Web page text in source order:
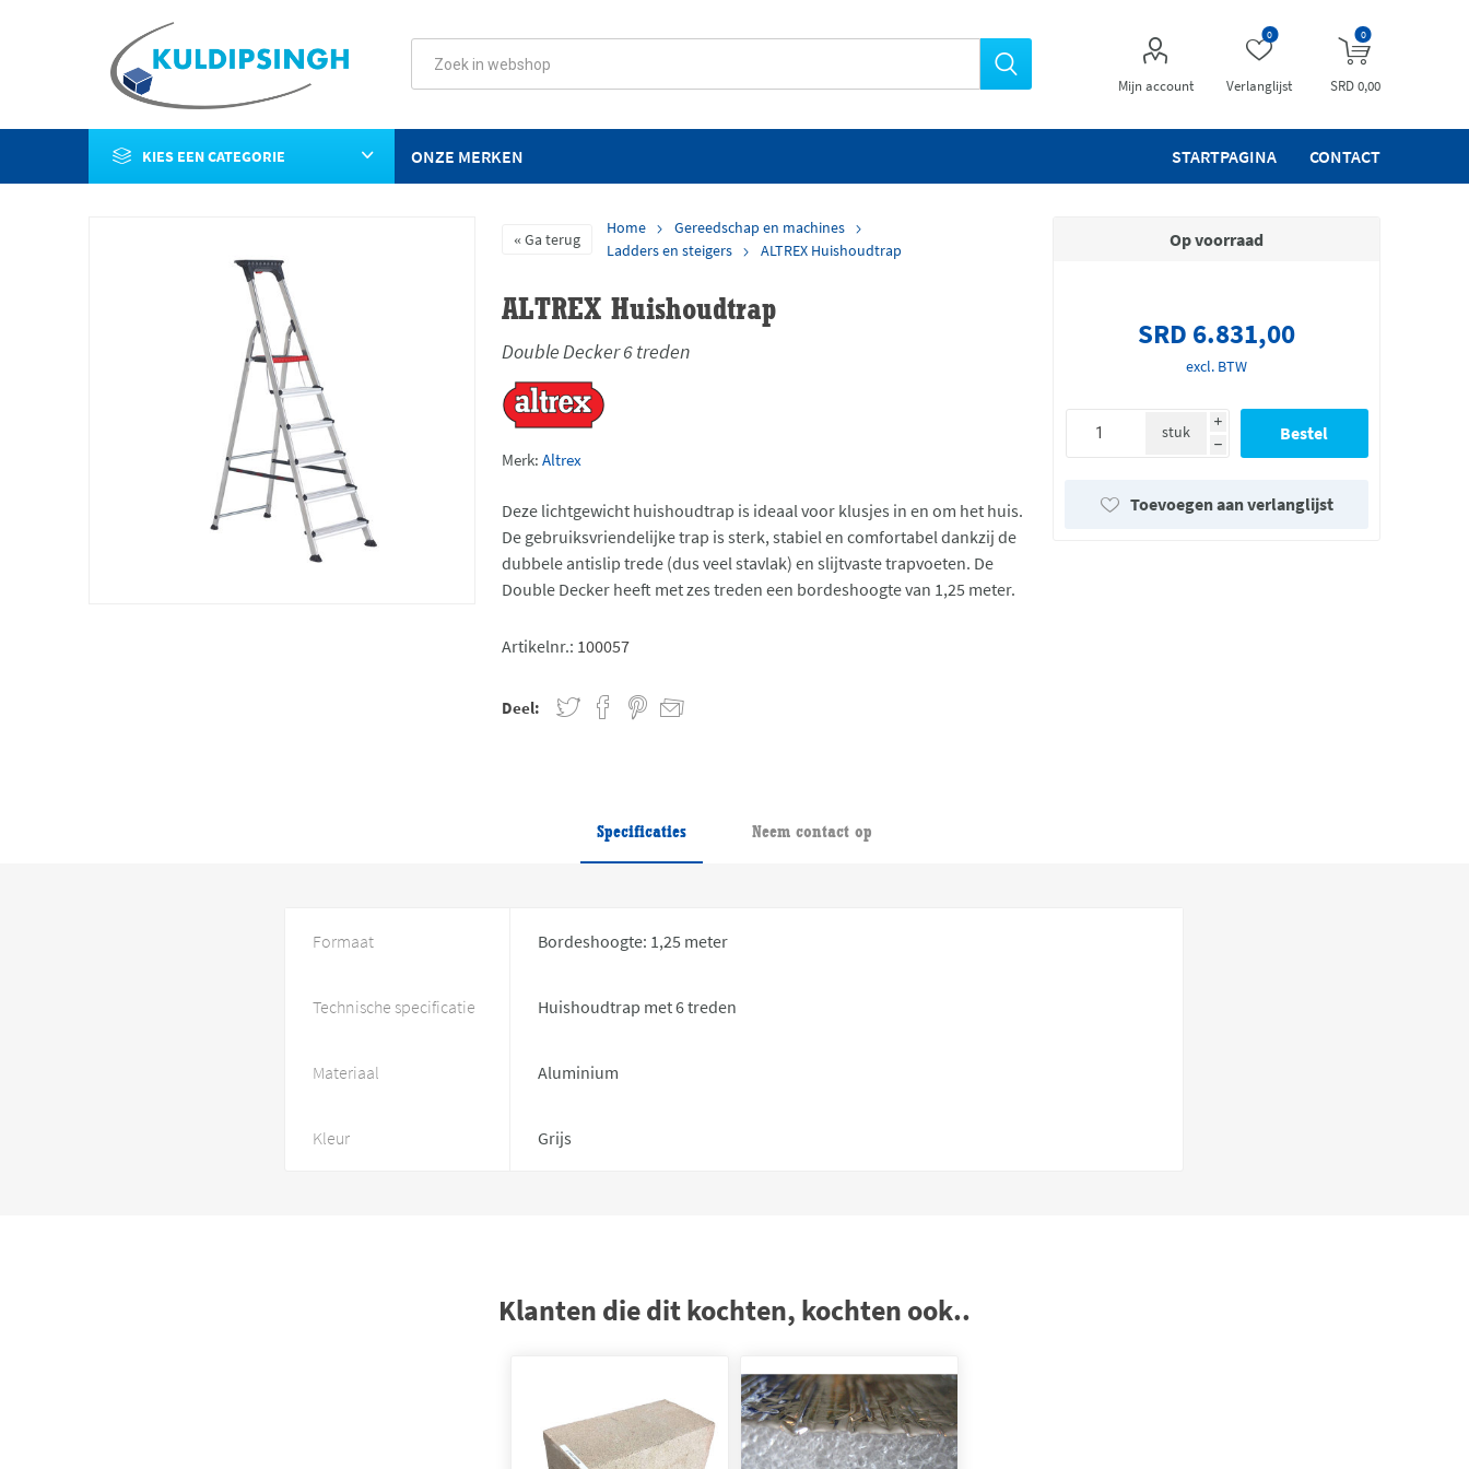
Mijn account Verlanglijst
0 0
SRD 0,00
KIES EEN CATEGORIE STARTPAGINA CONTACT
ONZE MERKEN
Ga terug
Home
Gereedschap en machines
Ladders en steigers
ALTREX Huishoudtrap
ALTREX Huishoudtrap
Double Decker 6 treden
Merk: Altrex
Deze lichtgewicht huishoudtrap is ideaal voor klusjes in en om het huis.
De gebruiksvriendelijke trap is sterk, stabiel en comfortabel dankzij de
dubbele antislip trede (dus veel stavlak) en slijtvaste trapvoeten. De
Double Decker heeft met zes treden een bordeshoogte van 1,25 meter.
Artikelnr.: 100057
Deel:
Op voorraad
SRD 6.831,00
excl. BTW
i
h
stuk
Toevoegen aan verlanglijst
Specificaties Neem contact op
Formaat Bordeshoogte: 1,25 meter
Technische specificatie Huishoudtrap met 6 treden
Materiaal Aluminium
Kleur Grijs
Klanten die dit kochten, kochten ook..